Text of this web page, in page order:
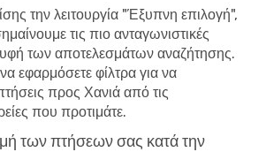
την λειτουργία "Έξυπνη επιλογή",
τις πιο ανταγωνιστικές
των αποτελεσμάτων αναζήτησης.
εφαρμόσετε φίλτρα για να
προς Χανιά από τις
που προτιμάτε.
των πτήσεων σας κατά την